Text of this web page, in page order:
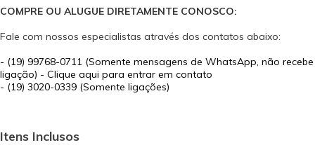
COMPRE OU ALUGUE DIRETAMENTE CONOSCO:
Fale com nossos especialistas através dos contatos abaixo:
- (19) 99768-0711 (Somente mensagens de WhatsApp, não recebe
ligação) - Clique aqui para entrar em contato
- (19) 3020-0339 (Somente ligações)
Itens Inclusos